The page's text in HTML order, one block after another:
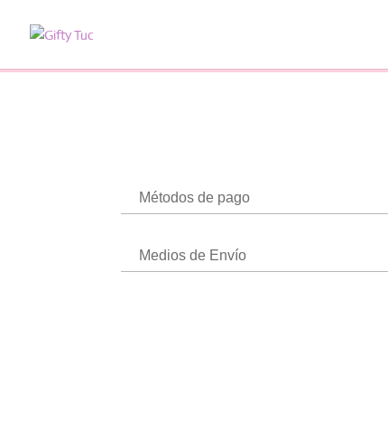
Métodos de pago
Medios de Envío